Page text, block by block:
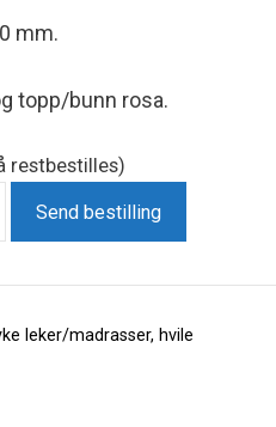
mm.
topp/bunn rosa.
restbestilles)
Send bestilling
leker/madrasser, hvile